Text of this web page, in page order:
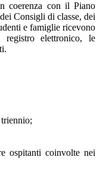
coerenza con il Piano
Consigli di classe, dei
e famiglie ricevono
registro elettronico, le
triennio;
ospitanti coinvolte nei